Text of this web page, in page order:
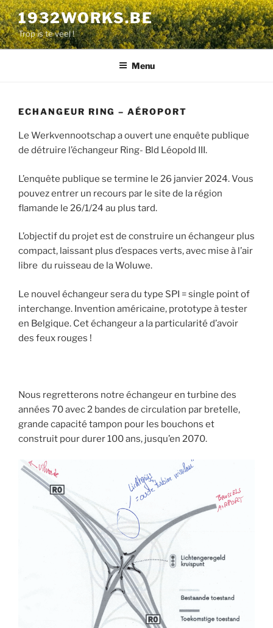
Aller
au
contenu
principal
1932WORKS.BE
Trop is te veel !
Menu
ECHANGEUR RING – AÉROPORT
Le Werkvennootschap a ouvert une enquête publique
de détruire l’échangeur Ring- Bld Léopold III.
L’enquête publique se termine le 26 janvier 2024. Vous
pouvez entrer un recours par le site de la région
flamande le 26/1/24 au plus tard.
L’objectif du projet est de construire un échangeur plus
compact, laissant plus d’espaces verts, avec mise à l’air
libre du ruisseau de la Woluwe.
Le nouvel échangeur sera du type SPI = single point of
interchange. Invention américaine, prototype à tester
en Belgique. Cet échangeur a la particularité d’avoir
des feux rouges !
Nous regretterons notre échangeur en turbine des
années 70 avec 2 bandes de circulation par bretelle,
grande capacité tampon pour les bouchons et
construit pour durer 100 ans, jusqu’en 2070.